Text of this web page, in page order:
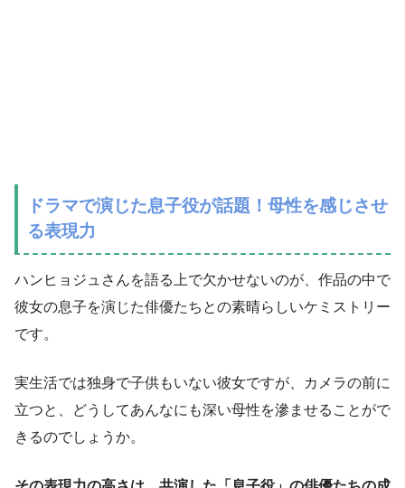
ドラマで演じた息子役が話題！母性を感じさせ
る表現力
ハンヒョジュさんを語る上で欠かせないのが、作品の中で
彼女の息子を演じた俳優たちとの素晴らしいケミストリー
です。
実生活では独身で子供もいない彼女ですが、カメラの前に
立つと、どうしてあんなにも深い母性を滲ませることがで
きるのでしょうか。